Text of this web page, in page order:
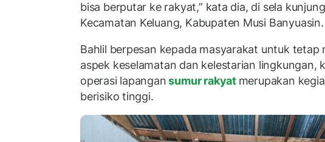
bisa berputar ke rakyat,” kata dia, di sela
Kecamatan Keluang, Kabupaten Musi Banyuasin.
Bahlil berpesan kepada masyarakat untuk tetap
aspek keselamatan dan kelestarian lingkungan,
operasi lapangansumur rakyat merupakan
berisiko tinggi.